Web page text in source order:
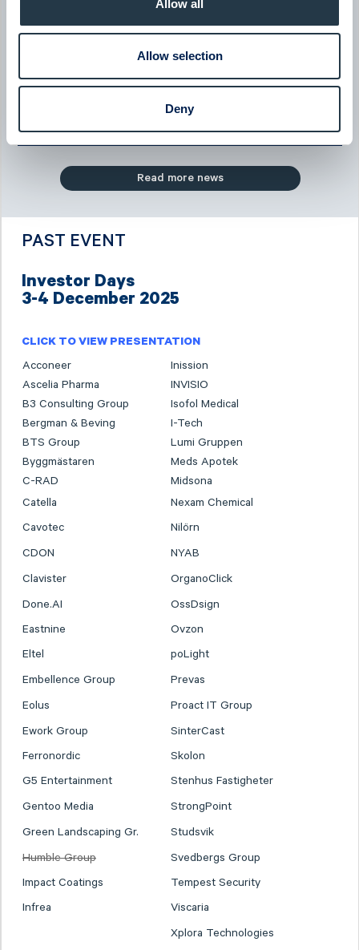
Allow all
Allow selection
Deny
08:00
June 2026
BTS Group - Company presentation with President & CEO
Read more news
PAST EVENT
Investor Days
3-4 December 2025
CLICK TO VIEW PRESENTATION
Acconeer
Inission
Ascelia Pharma
INVISIO
B3 Consulting Group
Isofol Medical
Bergman & Beving
I-Tech
BTS Group
Lumi Gruppen
Byggmästaren
Meds Apotek
C-RAD
Midsona
Catella
Nexam Chemical
Cavotec
Nilörn
CDON
NYAB
Clavister
OrganoClick
Done.AI
OssDsign
Eastnine
Ovzon
Eltel
poLight
Embellence Group
Prevas
Eolus
Proact IT Group
Ework Group
SinterCast
Ferronordic
Skolon
G5 Entertainment
Stenhus Fastigheter
Gentoo Media
StrongPoint
Green Landscaping Gr.
Studsvik
Humble Group
Svedbergs Group
Impact Coatings
Tempest Security
Infrea
Viscaria
Xplora Technologies